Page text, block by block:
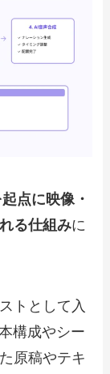
点に映像・
る仕組みに
トとして入
構成やシー
原稿やテキ